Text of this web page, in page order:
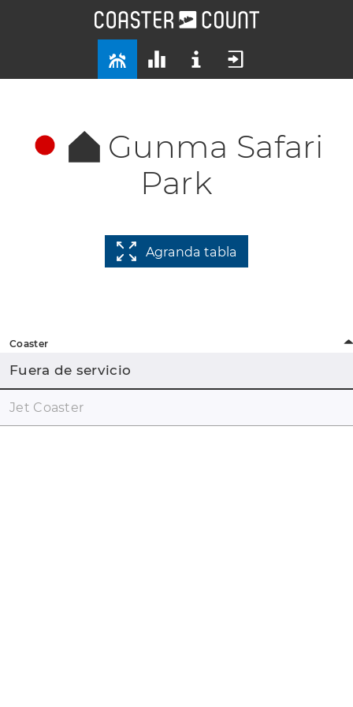
Gunma Safari
Park
Agranda tabla
Coaster
Fuera de servicio
Jet Coaster